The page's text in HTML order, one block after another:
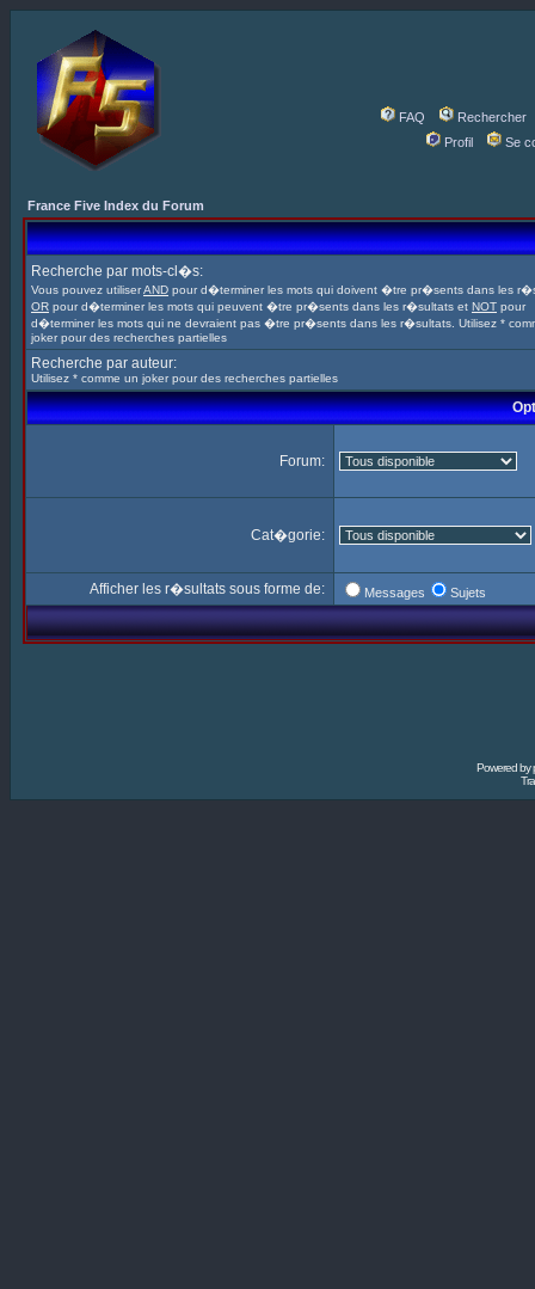
FAQ
Rechercher
Profil
Se
France Five Index du Forum
Recherche par mots-cl�s:
Vous pouvez utiliserAND pour d�terminer les mots qui doivent �tre pr�sents dans les
OR pour d�terminer les mots qui peuvent �tre pr�sents dans les r�sultats et NOT pour
d�terminer les mots qui ne devraient pas �tre pr�sents dans les r�sultats. Utilisez *
joker pour des recherches partielles
Recherche par auteur:
Utilisez * comme un joker pour des recherches partielles
Forum:
Cat�gorie:
Afficher les r�sultats sous forme de: Messages Sujets
Powered by